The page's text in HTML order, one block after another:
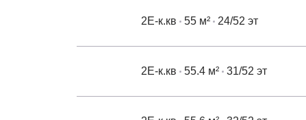
2Е-к.кв 55 м² 24/52 эт
2Е-к.кв 55.4 м² 31/52 эт